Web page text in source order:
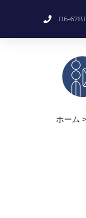
06-
ホーム >